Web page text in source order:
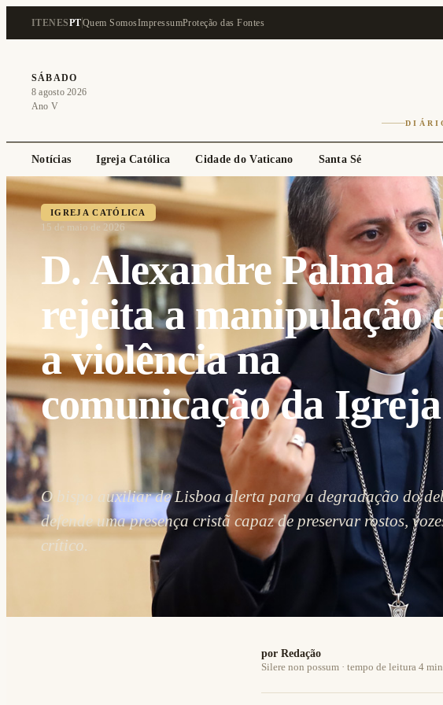
ITENESPTQuem SomosImpressumProteção das Fontes
SÁBADO
8 agosto 2026
Ano V
Notícias Igreja Católica Cidade do Vaticano Santa Sé
IGREJA CATÓLICA
15 de maio de 2026
D. Alexandre Palma
rejeita a manipulação
a violência na
comunicação da Igreja
O bispo auxiliar de Lisboa alerta para a degradação do
defende uma presença cristã capaz de preservar rostos,
crítico.
por Redação
Silere non possum · tempo de leitura 4 min